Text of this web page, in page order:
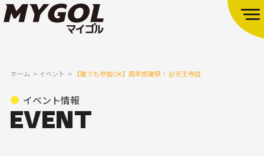
ホーム イベント 【誰でも参加OK】周年感謝祭！ @天王寺店
イベント情報